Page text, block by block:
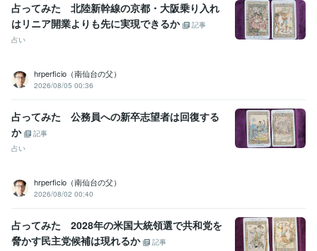
占ってみた 北陸新幹線の京都・大阪乗り入れ
はリニア開業よりも先に実現できるか
記事
占い
hrperficio（南仙台の父）
2026/08/05 00:36
占ってみた 公務員への新卒志望者は回復する
か
記事
占い
hrperficio（南仙台の父）
2026/08/02 00:40
占ってみた 2028年の米国大統領選で共和党を
脅かす民主党候補は現れるか
記事